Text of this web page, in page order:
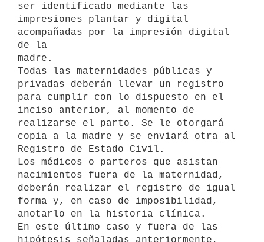
ser identificado mediante las
impresiones plantar y digital
acompañadas por la impresión digital
de la
madre.
Todas las maternidades públicas y
privadas deberán llevar un registro
para cumplir con lo dispuesto en el
inciso anterior, al momento de
realizarse el parto. Se le otorgará
copia a la madre y se enviará otra al
Registro de Estado Civil.
Los médicos o parteros que asistan
nacimientos fuera de la maternidad,
deberán realizar el registro de igual
forma y, en caso de imposibilidad,
anotarlo en la historia clínica.
En este último caso y fuera de las